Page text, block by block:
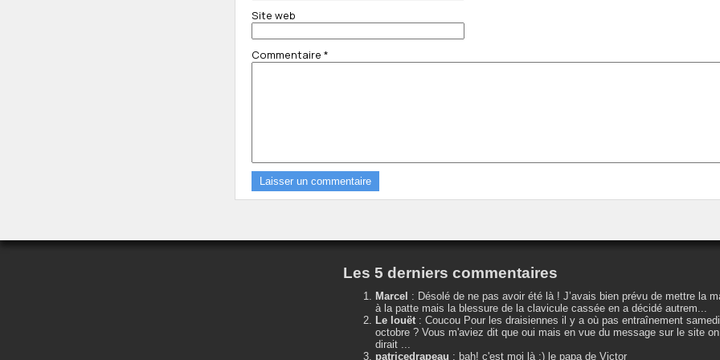
Site web
Commentaire *
Les 5 derniers commentaires
Marcel : Désolé de ne pas avoir été là ! J’avais bien prévu de mettre la
à la patte mais la blessure de la clavicule cassée en a décidé autrem...
Le louët: Coucou Pour les draisiennes il y a où pas entraînement
octobre ? Vous m'aviez dit que oui mais en vue du message sur le site on
dirait ...
patricedrapeau : bah! c'est moi là :) le papa de Victor